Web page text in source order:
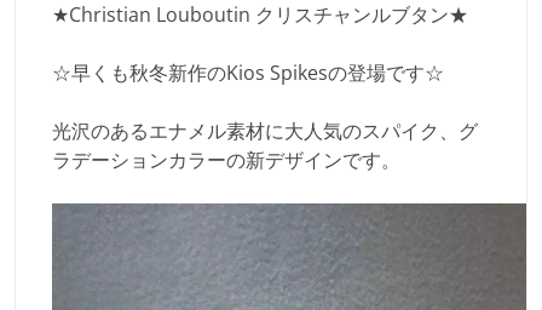
★Christian Louboutin クリスチャンルブタン★
☆早くも秋冬新作のKios Spikesの登場です☆
光沢のあるエナメル素材に大人気のスパイク、グ
ラデーションカラーの新デザインです。